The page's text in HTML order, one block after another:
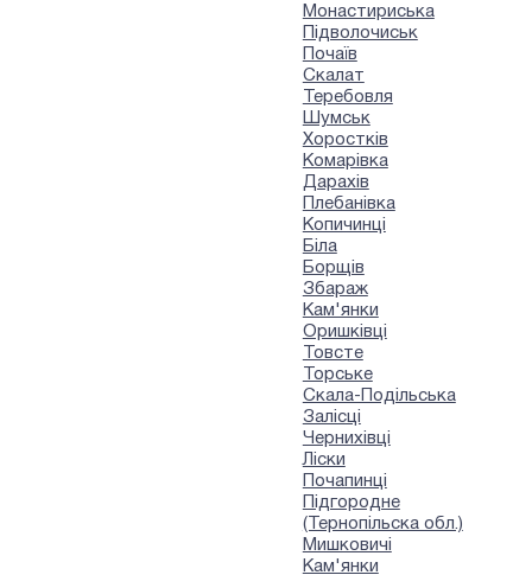
Монастириська
Підволочиськ
Почаїв
Скалат
Теребовля
Шумськ
Хоростків
Комарівка
Дарахів
Плебанівка
Копичинці
Біла
Борщів
Збараж
Кам'янки
Оришківці
Товсте
Торське
Скала-Подільська
Залісці
Чернихівці
Ліски
Почапинці
Підгородне
(Тернопільска обл.)
Мишковичі
Кам'янки